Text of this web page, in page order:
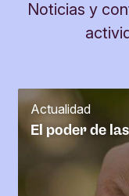
Noticias y
El poder de
Actualidad